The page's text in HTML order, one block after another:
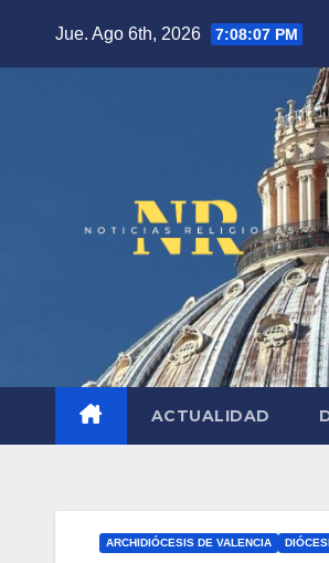
Jue. Ago 6th, 2026 7:08:08 PM
ACTUALIDAD
ARCHIDIÓCESIS DE VALENCIA